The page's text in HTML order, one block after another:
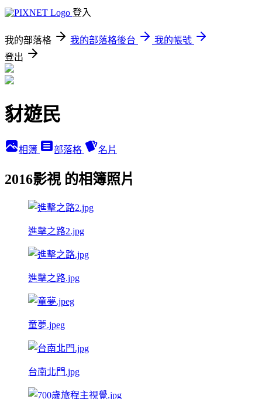
登入
我的部落格 我的部落格後台
我的帳號
登出
豺遊民
相簿 部落格 名片
2016影視 的相簿照片
進擊之路2.jpg
進擊之路.jpg
童夢.jpeg
台南北門.jpg